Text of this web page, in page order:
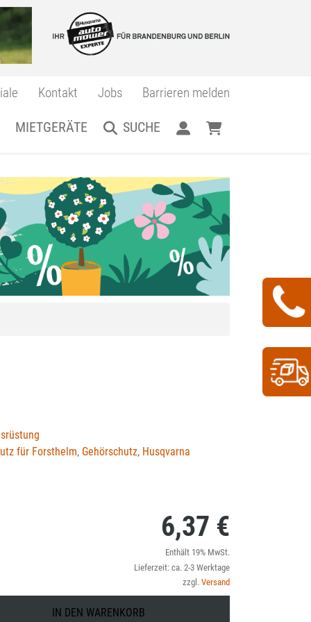
Kontakt Jobs Barrieren melden
MIETGERÄTE SUCHE
für Forsthelm, Gehörschutz, Husqvarna
6,37 €
Enthält 19% MwSt.
Lieferzeit: ca. 2-3 Werktage
zzgl. Versand
IN DEN WARENKORB